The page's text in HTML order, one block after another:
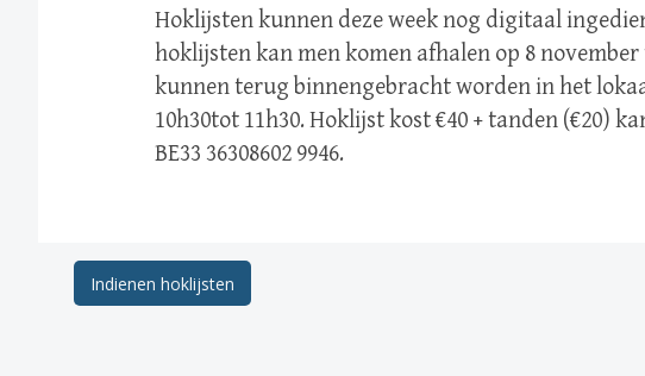
Hoklijsten kunnen deze week nog digitaal
hoklijsten kan men komen afhalen op 8
kunnen terug binnengebracht worden in het
10h30tot 11h30. Hoklijst kost €40 + tanden (€20)
BE33 36308602 9946.
Berichtnavigatie
Indienen hoklijsten